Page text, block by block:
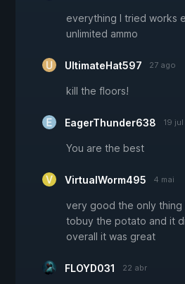
everything I tried works
unlimited ammo
UltimateHat597 27 ago
kill the floors!
EagerThunder638 19 jul
You are the best
VirtualWorm495 4 mai
very good the only thing
tobuy the potato and it
overall it was great
FLOYD031 22 abr